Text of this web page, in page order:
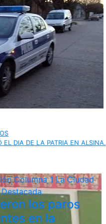
EL DIA DE LA PATRIA EN ALSINA.
Columna 1 La Ciudad
los paros
en la